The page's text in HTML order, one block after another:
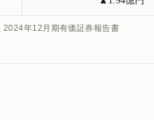
2024年12月期有価証券報告書